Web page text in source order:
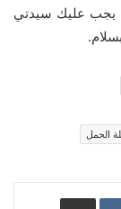
يجب عليك سيدتي
الحمل
مشاركة عبر البريد